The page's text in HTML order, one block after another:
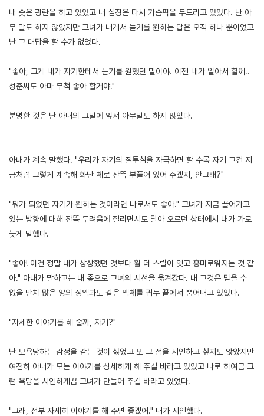
내 좆은 광란을 하고 있었고 내 심장은 다시 가슴팍을 두드리고 있었다. 난 아
무 말도 하지 않았지만 그녀가 내게서 듣기를 원하는 답은 오직 하나 뿐이었고
난 그 대답을 할 수가 없었다.
"좋아, 그게 내가 자기한테서 듣기를 원했던 말이야. 이젠 내가 알아서 할께..
성준씨도 아마 무척 좋아 할거야."
분명한 것은 난 아내의 그말에 앞서 아무말도 하지 않았다.
아내가 계속 말했다. "우리가 자기의 질투심을 자극하면 할 수록 자기 그건 지
금처럼 그렇게 계속해 화난 체로 잔뜩 부풀어 있어 주겠지, 안그래?"
"뭐가 되었던 자기가 원하는 것이라면 나로서도 좋아." 그녀가 지금 끌어가고
있는 방향에 대해 잔뜩 두려움에 질리면서도 달아 오르던 상태에서 내가 가로
늦게 말했다.
"좋아! 이건 정말 내가 상상했던 것보다 훨 더 스릴이 잇고 흥미로워지는 것 같
아." 아내가 말하고는 내 좆으로 그녀의 시선을 옮겨갔다. 내 그것은 믿을 수
없을 만치 많은 양의 정액과도 같은 액체를 귀두 끝에서 뿜어내고 있었다.
"자세한 이야기를 해 줄까, 자기?"
난 모욕당하는 감정을 갇는 것이 싫었고 또 그 점을 시인하고 싶지도 않았지만
여전히 아내가 모든 이야기를 상세하게 해 주길 바라고 있었고 나로 하여금 그
런 욕망을 시인하게끔 그녀가 만들어 주길 바라고 있었다.
"그래, 전부 자세히 이야기를 해 주면 좋겠어." 내가 시인했다.